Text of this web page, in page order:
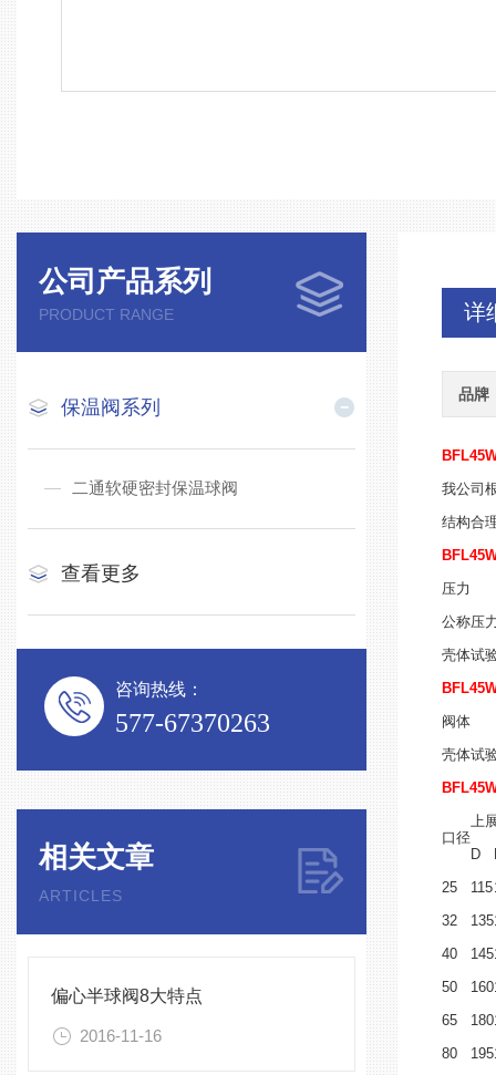
公司产品系列
PRODUCT RANGE
保温阀系列
二通软硬密封保温球阀
查看更多
咨询热线：
577-67370263
相关文章
ARTICLES
偏心半球阀8大特点
2016-11-16
详
品牌
我公司
结构合
压力
公称压
壳体试
阀体
壳体试
口径
上
D
25
115
32
135
40
145
50
160
65
180
80
195